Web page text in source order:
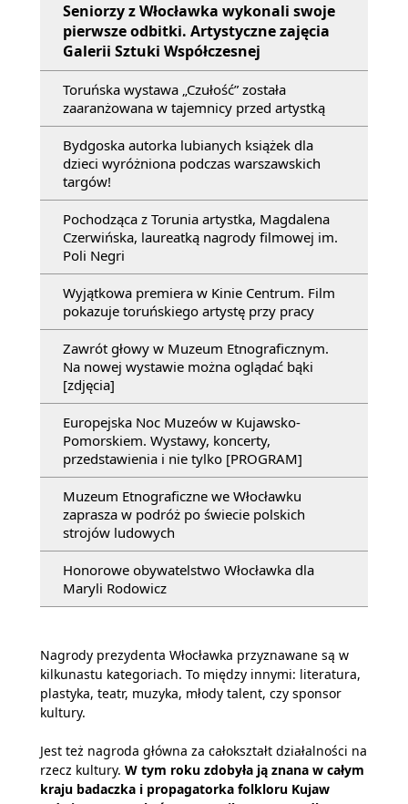
Seniorzy z Włocławka wykonali swoje
pierwsze odbitki. Artystyczne zajęcia
Galerii Sztuki Współczesnej
Toruńska wystawa „Czułość” została
zaaranżowana w tajemnicy przed artystką
Bydgoska autorka lubianych książek dla
dzieci wyróżniona podczas warszawskich
targów!
Pochodząca z Torunia artystka, Magdalena
Czerwińska, laureatką nagrody filmowej im.
Poli Negri
Wyjątkowa premiera w Kinie Centrum. Film
pokazuje toruńskiego artystę przy pracy
Zawrót głowy w Muzeum Etnograficznym.
Na nowej wystawie można oglądać bąki
[zdjęcia]
Europejska Noc Muzeów w Kujawsko-
Pomorskiem. Wystawy, koncerty,
przedstawienia i nie tylko [PROGRAM]
Muzeum Etnograficzne we Włocławku
zaprasza w podróż po świecie polskich
strojów ludowych
Honorowe obywatelstwo Włocławka dla
Maryli Rodowicz
Nagrody prezydenta Włocławka przyznawane są w
kilkunastu kategoriach. To między innymi: literatura,
plastyka, teatr, muzyka, młody talent, czy sponsor
kultury.
Jest też nagroda główna za całokształt działalności na
rzecz kultury. W tym roku zdobyła ją znana w całym
kraju badaczka i propagatorka folkloru Kujaw